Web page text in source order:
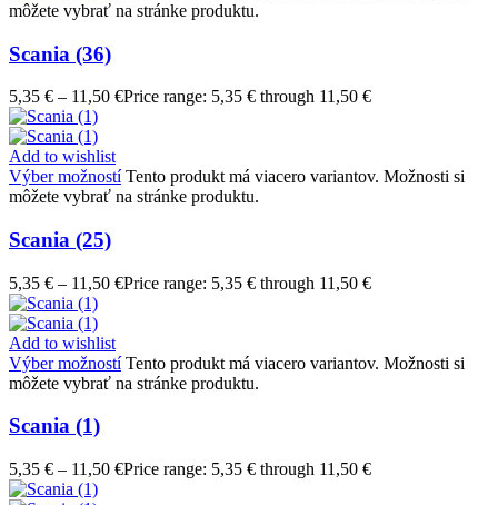
môžete vybrať na stránke produktu.
Scania (36)
5,35 € – 11,50 €Price range: 5,35 € through 11,50 €
Add to wishlist
Výber možností Tento produkt má viacero variantov. Možnosti si
môžete vybrať na stránke produktu.
Scania (25)
5,35 € – 11,50 €Price range: 5,35 € through 11,50 €
Add to wishlist
Výber možností Tento produkt má viacero variantov. Možnosti si
môžete vybrať na stránke produktu.
Scania (1)
5,35 € – 11,50 €Price range: 5,35 € through 11,50 €